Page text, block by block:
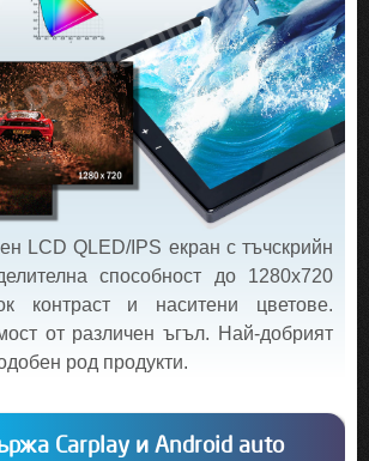
LCD QLED/IPS екран с тъчскрийн
способност до 1280х720
контраст и наситени цветове.
от различен ъгъл. Най-добрият
род продукти.
Carplay и Android auto